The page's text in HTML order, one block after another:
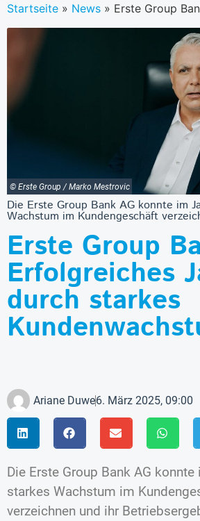
Startseite » News » Erste Group Bank:
© Erste Group / Marko Mestrovic
Die Erste Group Bank AG konnte im
Wachstum im Kundengeschäft
Erste Group
Erfolgreiches
durch starkes
Ariane Duwe6. März 2025, 09:00
Die Erste Group Bank AG
starkes Wachstum im
verzeichnen und ihr